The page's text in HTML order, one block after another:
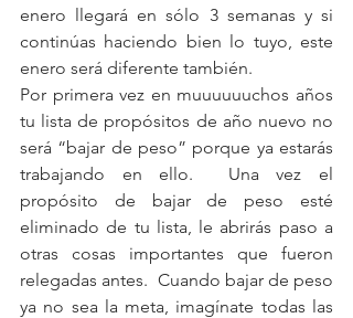
enero llegará en sólo 3 semanas y si
continúas haciendo bien lo tuyo, este
enero será diferente también.
Por primera vez en muuuuuuchos años
tu lista de propósitos de año nuevo no
será “bajar de peso” porque ya estarás
trabajando en ello.  Una vez el
propósito de bajar de peso esté
eliminado de tu lista, le abrirás paso a
otras cosas importantes que fueron
relegadas antes.  Cuando bajar de peso
ya no sea la meta, imagínate todas las